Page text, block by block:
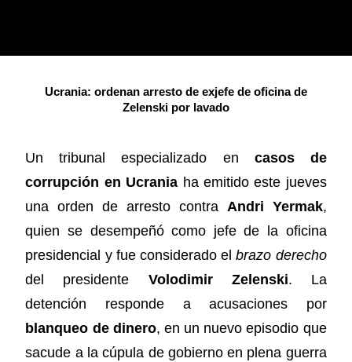
Ucrania: ordenan arresto de exjefe de oficina de
Zelenski por lavado
Un tribunal especializado en casos de
corrupción en Ucrania ha emitido este jueves
una orden de arresto contra Andri Yermak,
quien se desempeñó como jefe de la oficina
presidencial y fue considerado elbrazo derecho
del presidente Volodimir Zelenski. La
detención responde a acusaciones por
blanqueo de dinero, en un nuevo episodio que
sacude a la cúpula de gobierno en plena guerra